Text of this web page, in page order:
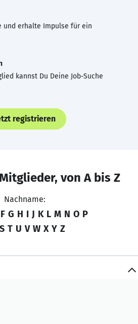
und erhalte Impulse für ein
kannst Du Deine Job-Suche
registrieren
von A bis Z
Nachname:
F G H I J K L M N O P
S T U V W X Y Z